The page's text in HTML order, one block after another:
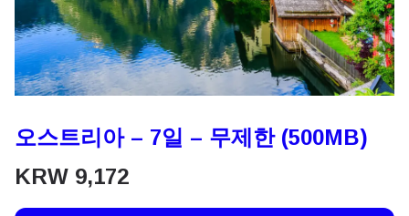
오스트리아 – 7일 – 무제한 (500MB)
KRW 9,172